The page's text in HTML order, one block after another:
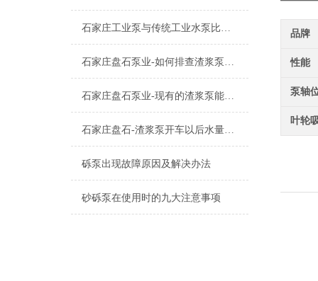
石家庄工业泵与传统工业水泵比较优势
石家庄盘石泵业-如何排查渣浆泵管道故障
石家庄盘石泵业-现有的渣浆泵能做密封形式的变更吗
石家庄盘石-渣浆泵开车以后水量不足的主要原因分析
砾泵出现故障原因及解决办法
砂砾泵在使用时的九大注意事项
品牌
性能
泵轴
叶轮